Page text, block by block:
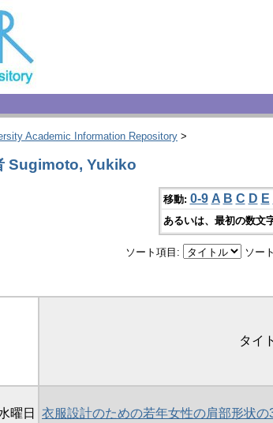
Academic Information Repository >
Sugimoto, Yukiko
移動: 0-9 A B C D E
あるいは、最初の数文
ソート項目: ソー
タイ
曜日 衣服設計のための若年女性の肩部形状の